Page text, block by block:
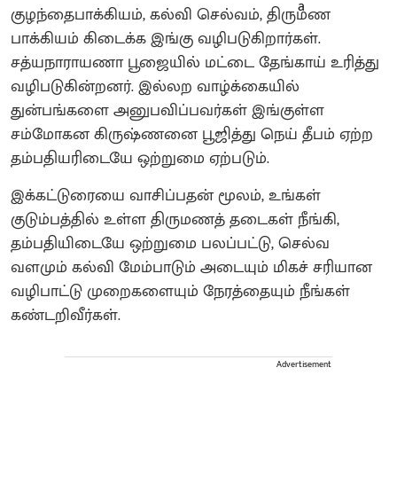
குழந்தைபாக்கியம், கல்வி செல்வம், திருமண
பாக்கியம் கிடைக்க இங்கு வழிபடுகிறார்கள்.‌
சத்யநாராயணா பூஜையில் மட்டை தேங்காய் உரித்து
வழிபடுகின்றனர்.‌ இல்லற வாழ்க்கையில்
துன்பங்களை அனுபவிப்பவர்கள் இங்குள்ள
சம்மோகன கிருஷ்ணனை பூஜித்து நெய் தீபம் ஏற்ற
தம்பதியரிடையே ஒற்றுமை ஏற்படும்.
இக்கட்டுரையை வாசிப்பதன் மூலம், உங்கள்
குடும்பத்தில் உள்ள திருமணத் தடைகள் நீங்கி,
தம்பதியிடையே ஒற்றுமை பலப்பட்டு, செல்வ
வளமும் கல்வி மேம்பாடும் அடையும் மிகச் சரியான
வழிபாட்டு முறைகளையும் நேரத்தையும் நீங்கள்
கண்டறிவீர்கள்.
Advertisement